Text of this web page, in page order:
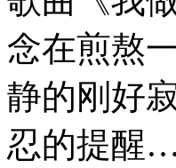
念在煎熬
静的刚好
忍的提醒…